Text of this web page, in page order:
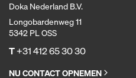
Doka Nederland B.V.
Longobardenweg 11
5342 PL OSS
T+31 412 65 30 30
NU CONTACT OPNEMEN